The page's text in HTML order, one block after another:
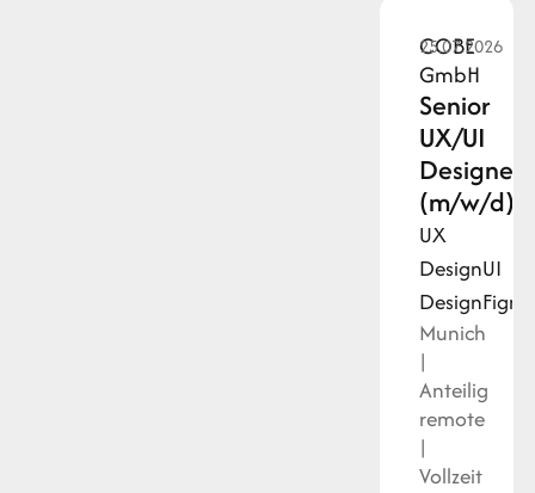
COBE
GmbH
Senior
UX/UI
Designer
(m/w/d)
25.07.2026
UX
DesignUI
Design
Munich
|
Anteilig
remote
|
Vollzeit